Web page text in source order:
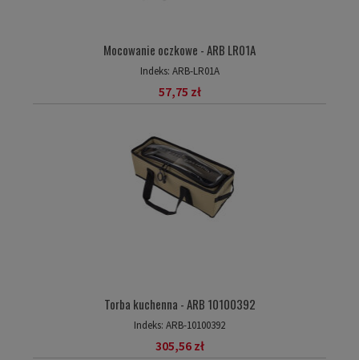
Mocowanie oczkowe - ARB LR01A
Indeks: ARB-LR01A
57,75 zł
Torba kuchenna - ARB 10100392
Indeks: ARB-10100392
305,56 zł